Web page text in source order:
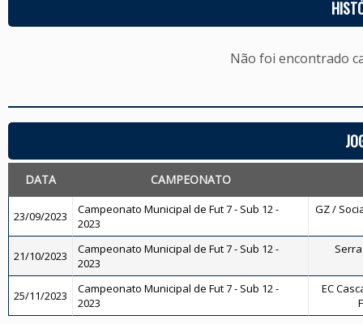
Não foi encontrado
DATA CAMPEONATO
23/09/2023
Campeonato Municipal de Fut 7 - Sub 12 -
2023
GZ /
21/10/2023
Campeonato Municipal de Fut 7 - Sub 12 -
2023
25/11/2023
Campeonato Municipal de Fut 7 - Sub 12 -
2023
EC